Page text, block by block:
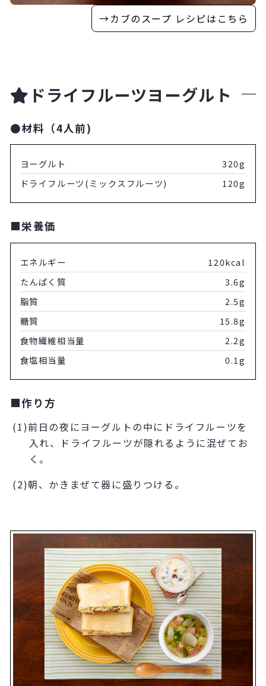
→カブのスープ レシピはこちら
ドライフルーツヨーグルト
●材料（4人前)
ヨーグルト
320g
ドライフルーツ(ミックスフルーツ)
120g
■栄養価
エネルギー
120kcal
たんぱく質
3.6g
脂質
2.5g
糖質
15.8g
食物繊維相当量
2.2g
食塩相当量
0.1g
■作り方
(1)前日の夜にヨーグルトの中にドライフルーツを
入れ、ドライフルーツが隠れるように混ぜてお
く。
(2)朝、かきまぜて器に盛りつける。